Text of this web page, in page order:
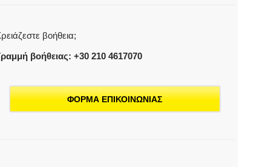
βοήθεια;
βοήθειας: +30 210 4617070
ΦΟΡΜΑ ΕΠΙΚΟΙΝΩΝΙΑΣ